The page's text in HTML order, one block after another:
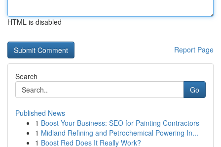
HTML is disabled
Report Page
Search
Go
Published News
1 Boost Your Business: SEO for Painting Contractors
1 Midland Refining and Petrochemical Powering In...
1 Boost Red Does It Really Work?